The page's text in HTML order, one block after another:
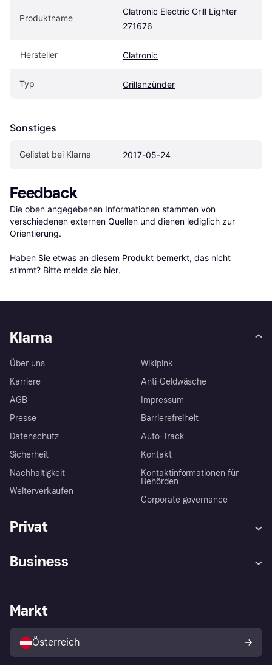
Produktname
Clatronic Electric Grill Lighter
271676
Hersteller Clatronic
Typ Grillanzünder
Sonstiges
Gelistet bei Klarna 2017-05-24
Feedback
Die oben angegebenen Informationen stammen von
verschiedenen externen Quellen und dienen lediglich zur
Orientierung.
Haben Sie etwas an diesem Produkt bemerkt, das nicht
stimmt? Bitte melde sie hier.
Klarna
Über uns
Karriere
AGB
Presse
Datenschutz
Sicherheit
Nachhaltigkeit
Weiterverkaufen
Wikipink
Anti-Geldwäsche
Impressum
Barrierefreiheit
Auto-Track
Kontakt
Kontaktinformationen für
Behörden
Corporate governance
Privat
Shops entdecken
Business
Händlerportal
Markt
Österreich